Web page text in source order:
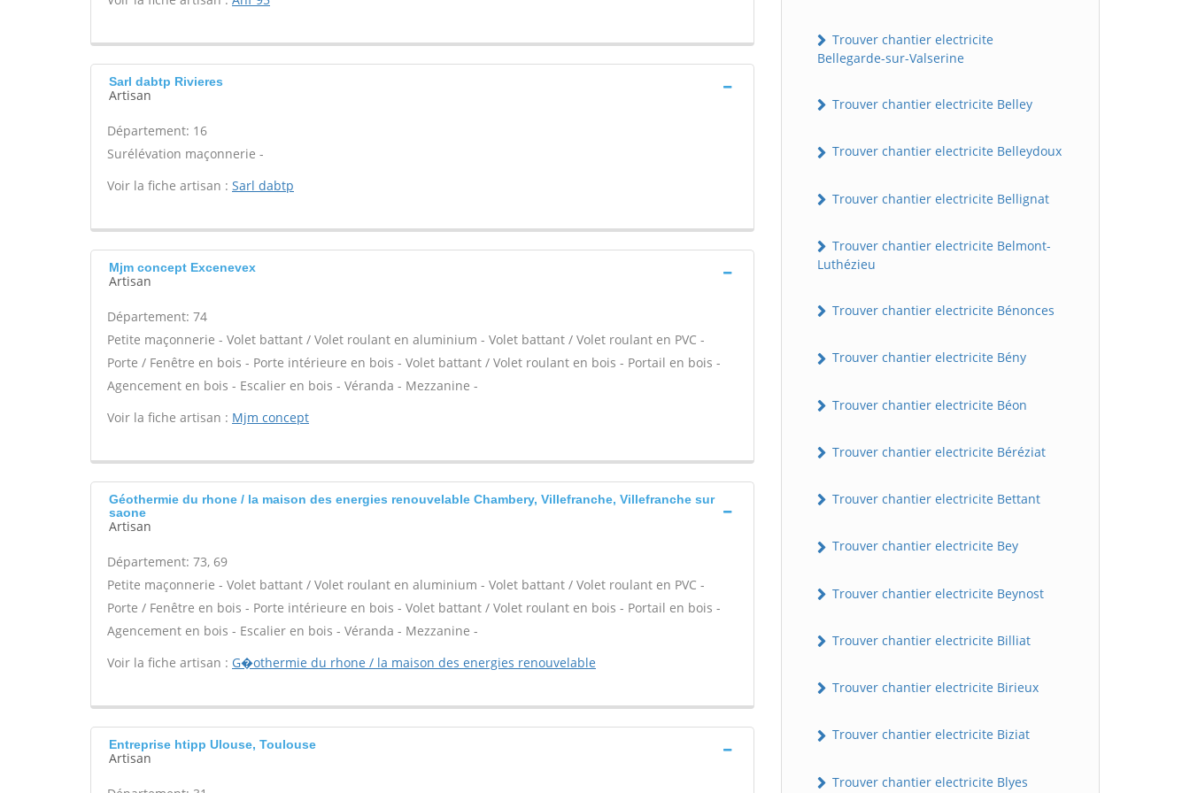
Sarl dabtp Rivieres
Artisan
Département: 16
Surélévation maçonnerie -
Voir la fiche artisan : Sarl dabtp
Mjm concept Excenevex
Artisan
Département: 74
Petite maçonnerie - Volet battant / Volet roulant en aluminium - Volet battant / Volet roulant en PVC -
Porte / Fenêtre en bois - Porte intérieure en bois - Volet battant / Volet roulant en bois - Portail en bois -
Agencement en bois - Escalier en bois - Véranda - Mezzanine -
Voir la fiche artisan : Mjm concept
Géothermie du rhone / la maison des energies renouvelable Chambery, Villefranche, Villefranche sur
saone
Artisan
Département: 73, 69
Petite maçonnerie - Volet battant / Volet roulant en aluminium - Volet battant / Volet roulant en PVC -
Porte / Fenêtre en bois - Porte intérieure en bois - Volet battant / Volet roulant en bois - Portail en bois -
Agencement en bois - Escalier en bois - Véranda - Mezzanine -
Voir la fiche artisan : G�othermie du rhone / la maison des energies renouvelable
Entreprise htipp Ulouse, Toulouse
Artisan
Trouver chantier electricite
Bellegarde-sur-Valserine
Trouver chantier electricite Belley
Trouver chantier electricite Belleydoux
Trouver chantier electricite Bellignat
Trouver chantier electricite Belmont-
Luthézieu
Trouver chantier electricite Bénonces
Trouver chantier electricite Bény
Trouver chantier electricite Béon
Trouver chantier electricite Béréziat
Trouver chantier electricite Bettant
Trouver chantier electricite Bey
Trouver chantier electricite Beynost
Trouver chantier electricite Billiat
Trouver chantier electricite Birieux
Trouver chantier electricite Biziat
Trouver chantier electricite Blyes